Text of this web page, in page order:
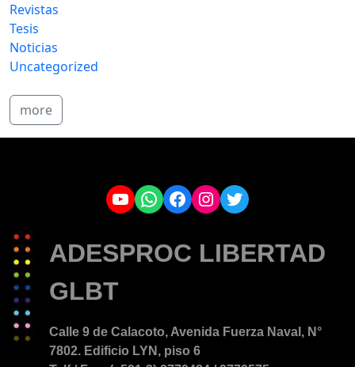
Revistas
Tesis
Noticias
Uncategorized
more
YouTube WhatsApp Facebook Instagram Twitter
ADESPROC LIBERTAD
GLBT
Calle 9 de Calacoto, Avenida Fuerza Naval, N°
7802. Edificio LYN, piso 6